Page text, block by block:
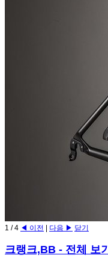
1 /4 ◀ 이전 다음 ▶ 닫기
크랭크,BB - 전체 보기